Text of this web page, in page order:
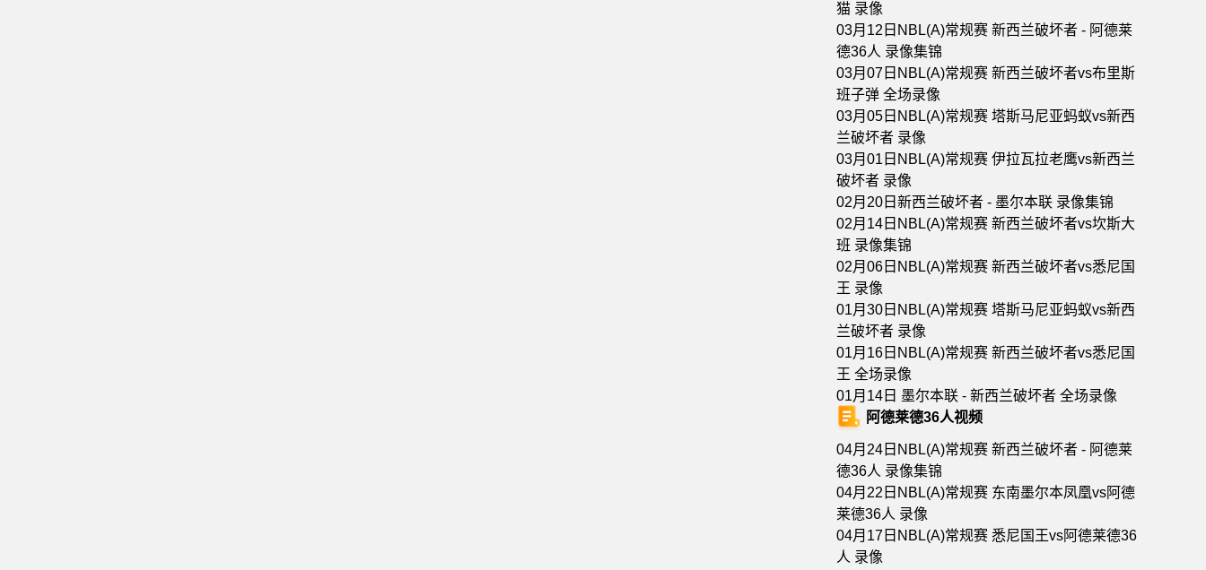
猫 录像
03月12日NBL(A)常规赛 新西兰破坏者 - 阿德莱
德36人 录像集锦
03月07日NBL(A)常规赛 新西兰破坏者vs布里斯
班子弹 全场录像
03月05日NBL(A)常规赛 塔斯马尼亚蚂蚁vs新西
兰破坏者 录像
03月01日NBL(A)常规赛 伊拉瓦拉老鹰vs新西兰
破坏者 录像
02月20日新西兰破坏者 - 墨尔本联 录像集锦
02月14日NBL(A)常规赛 新西兰破坏者vs坎斯大
班 录像集锦
02月06日NBL(A)常规赛 新西兰破坏者vs悉尼国
王 录像
01月30日NBL(A)常规赛 塔斯马尼亚蚂蚁vs新西
兰破坏者 录像
01月16日NBL(A)常规赛 新西兰破坏者vs悉尼国
王 全场录像
01月14日 墨尔本联 - 新西兰破坏者 全场录像
阿德莱德36人视频
04月24日NBL(A)常规赛 新西兰破坏者 - 阿德莱
德36人 录像集锦
04月22日NBL(A)常规赛 东南墨尔本凤凰vs阿德
莱德36人 录像
04月17日NBL(A)常规赛 悉尼国王vs阿德莱德36
人 录像